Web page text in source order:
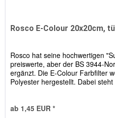
Rosco E-Colour 20x20cm,
Rosco hat seine hochwertigen
preiswerte, aber der BS 3944-
ergänzt. Die E-Colour Farbfilter
Polyester hergestellt. Dabei
ab 1,45 EUR *